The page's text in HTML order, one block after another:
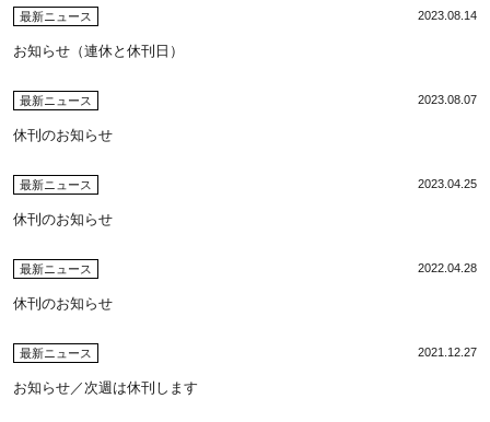
最新ニュース 2023.08.14
お知らせ（連休と休刊日）
最新ニュース 2023.08.07
休刊のお知らせ
最新ニュース 2023.04.25
休刊のお知らせ
最新ニュース 2022.04.28
休刊のお知らせ
最新ニュース 2021.12.27
お知らせ／次週は休刊します